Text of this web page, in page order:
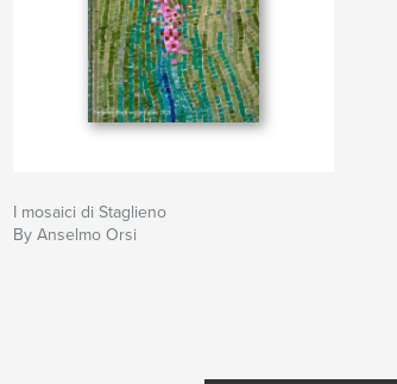
I mosaici di Staglieno
By Anselmo Orsi